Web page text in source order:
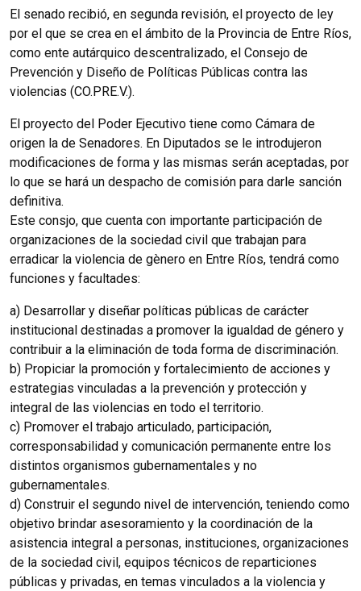
El senado recibió, en segunda revisión, el proyecto de ley
por el que se crea en el ámbito de la Provincia de Entre Ríos,
como ente autárquico descentralizado, el Consejo de
Prevención y Diseño de Políticas Públicas contra las
violencias (CO.PRE.V.).
El proyecto del Poder Ejecutivo tiene como Cámara de
origen la de Senadores. En Diputados se le introdujeron
modificaciones de forma y las mismas serán aceptadas, por
lo que se hará un despacho de comisión para darle sanción
definitiva.
Este consjo, que cuenta con importante participación de
organizaciones de la sociedad civil que trabajan para
erradicar la violencia de gènero en Entre Ríos, tendrá como
funciones y facultades:
a) Desarrollar y diseñar políticas públicas de carácter
institucional destinadas a promover la igualdad de género y
contribuir a la eliminación de toda forma de discriminación.
b) Propiciar la promoción y fortalecimiento de acciones y
estrategias vinculadas a la prevención y protección y
integral de las violencias en todo el territorio.
c) Promover el trabajo articulado, participación,
corresponsabilidad y comunicación permanente entre los
distintos organismos gubernamentales y no
gubernamentales.
d) Construir el segundo nivel de intervención, teniendo como
objetivo brindar asesoramiento y la coordinación de la
asistencia integral a personas, instituciones, organizaciones
de la sociedad civil, equipos técnicos de reparticiones
públicas y privadas, en temas vinculados a la violencia y